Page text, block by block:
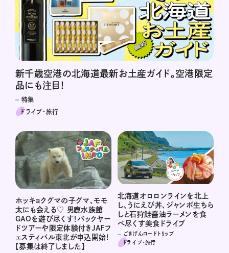
新千歳空港の北海道最新お土産ガイド。空港限定
品にも注目！
特集
ドライブ･旅行
ホッキョクグマの子グマ、モモ
太にも会える♡ 男鹿水族館
GAOを遊び尽くす！バックヤー
ドツアーや限定体験付きJAFフ
ェスティバル東北が申込開始！
【募集は終了しました】
北海道オロロンラインを北上
し、うにえび丼、ジャンボ生ちら
しと石狩鮭醤油ラーメンを食
べ尽くす美食ドライブ
ごきげんロードトリップ
ドライブ･旅行